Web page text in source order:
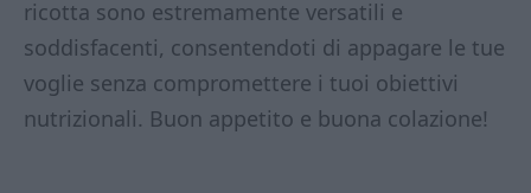
ricotta sono estremamente versatili e
soddisfacenti, consentendoti di appagare le tue
voglie senza compromettere i tuoi obiettivi
nutrizionali. Buon appetito e buona colazione!